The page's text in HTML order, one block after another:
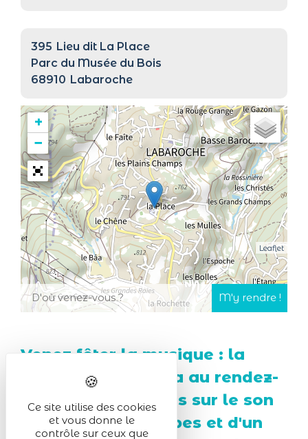
395 Lieu dit La Place
Parc du Musée du Bois
68910 Labaroche
+
−
Leaflet
Venez fêter la musique : la
bonne humeur sera au rendez-
vous ! Amusez-vous sur le son
de différents groupes et d'un
Ce site utilise des cookies
et vous donne le
contrôle sur ceux que